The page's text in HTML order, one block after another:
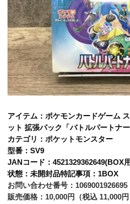
アイテム：ポケモンカードゲーム
ット 拡張パック「バトルパートナー
カテゴリ：ポケットモンスター
型番：SV9
JANコード：4521329362649(BOX
状態：未開封品特記事項：1BOX
お問い合わせ番号：1069001926695
販売価格：10,000円（税込 11,000円